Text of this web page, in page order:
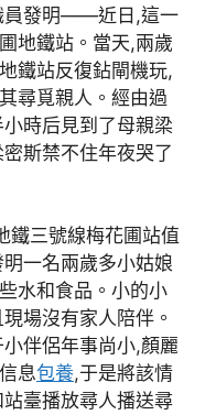
員發明——近日,這一
地鐵站。當天,兩歲
鐵站反復鉆閘機玩,
尋覓親人。經由過
時后見到了母親梁
斯禁不住年夜哭了
鐵三號線梅花圃站值
一名兩歲多小姑娘
水和食品。小的小
場沒有家人陪伴。
伴侶年事尚小,顏麗
息包養,于是將該情
臺播放尋人播送尋